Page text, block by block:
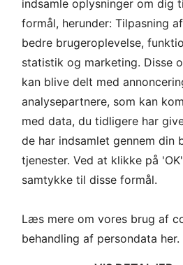
lejligheden til at ønske kunder,
Gottlieb+Partners sig altid
sammen med kunden. Vores
indsamle oplysninger om dig
formål, herunder: Tilpasning
bedre brugeroplevelse,
statistik og marketing. Disse
kan blive delt med
analysepartnere, som kan
med data, du tidligere har
de har indsamlet gennem din
tjenester. Ved at klikke på
samtykke til disse formål.
Læs mere om vores brug af
behandling af persondata her.